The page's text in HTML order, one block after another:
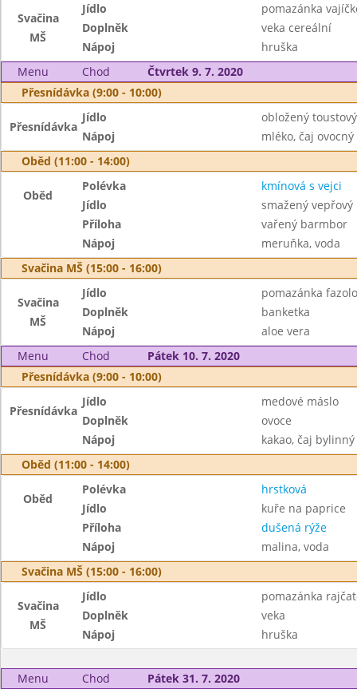
Svačina
MŠ
Jídlo
pomazánka
Doplněk
veka cereální
Nápoj
hruška
Menu
Chod
Čtvrtek 9. 7. 2020
Přesnídávka (9:00 - 10:00)
Přesnídávka
Jídlo
obložený
Nápoj
mléko, čaj ovocný
Oběd (11:00 - 14:00)
Oběd
Polévka
kmínová s vejci
Jídlo
smažený vepřový
Příloha
vařený barmbor
Nápoj
meruňka, voda
Svačina MŠ (15:00 - 16:00)
Svačina
MŠ
Jídlo
pomazánka
Doplněk
banketka
Nápoj
aloe vera
Menu
Chod
Pátek 10. 7. 2020
Přesnídávka (9:00 - 10:00)
Přesnídávka
Jídlo
medové máslo
Doplněk
ovoce
Nápoj
kakao, čaj bylinný
Oběd (11:00 - 14:00)
Oběd
Polévka
hrstková
Jídlo
kuře na paprice
Příloha
dušená rýže
Nápoj
malina, voda
Svačina MŠ (15:00 - 16:00)
Svačina
MŠ
Jídlo
pomazánka
Doplněk
veka
Nápoj
hruška
Menu Chod Pátek 31. 7. 2020